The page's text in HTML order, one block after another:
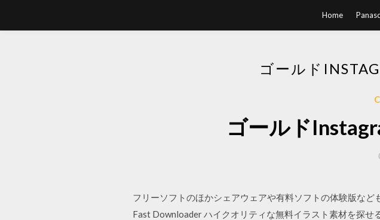
Home
ゴールド
ゴールド
フリーソフトのほかシェアウェアや有料ソフトの体験版な
Fast Downloader ハイクオリティな無料イラスト素材を探